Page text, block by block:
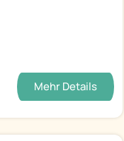
Mehr Details